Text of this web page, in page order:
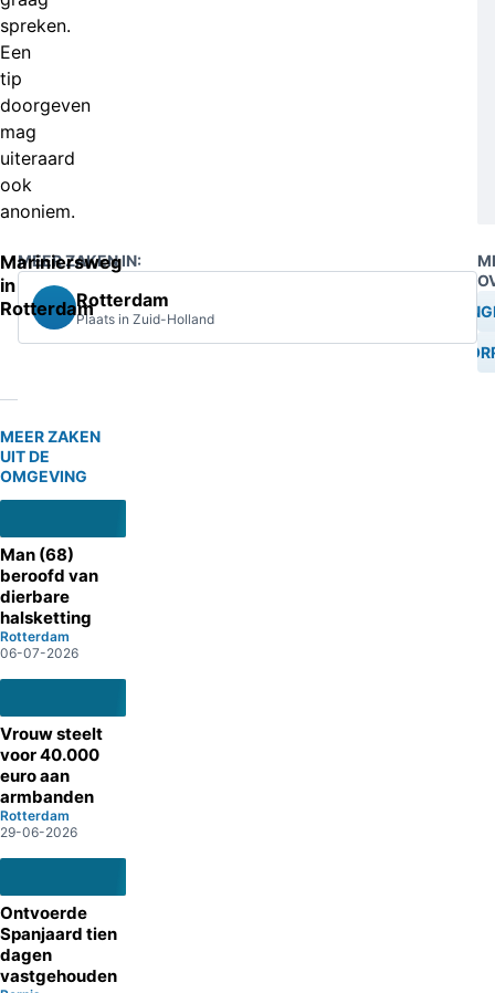
spreken.
Een
tip
doorgeven
mag
uiteraard
ook
anoniem.
Mariniersweg
in
Rotterdam
MEER ZAKEN IN:
Rotterdam
Plaats in Zuid-Holland
MEER ZAKEN
UIT DE
OMGEVING
Man (68)
beroofd van
dierbare
halsketting
Rotterdam
06-07-2026
Vrouw steelt
voor 40.000
euro aan
armbanden
Rotterdam
29-06-2026
Ontvoerde
Spanjaard tien
dagen
vastgehouden